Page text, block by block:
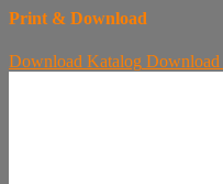
Print & Download
Download Katalog Download